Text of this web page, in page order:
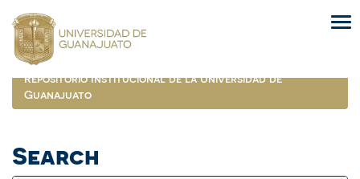
navigation
Repositorio Institucional de la Universidad de
Guanajuato
Search